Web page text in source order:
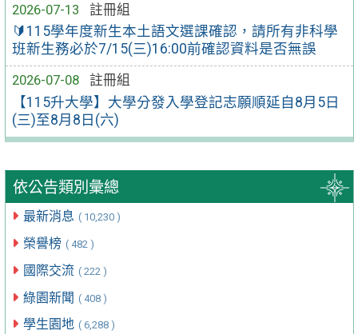
2026-07-13
註冊組
🔰115學年度新生本土語文選課確認，請所有非科學
班新生務必於7/15(三)16:00前確認資料是否無誤
2026-07-08
註冊組
【115升大學】大學分發入學登記志願順延自8月5日
(三)至8月8日(六)
依公告類別彙總
最新消息 ( 10,230 )
榮譽榜 ( 482 )
國際交流 ( 222 )
綠園新聞 ( 408 )
學生園地 ( 6,288 )